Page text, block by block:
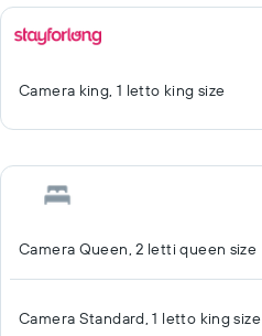
Camera king, 1 letto king size
Camera Queen, 2 letti queen size
Camera Standard, 1 letto king size